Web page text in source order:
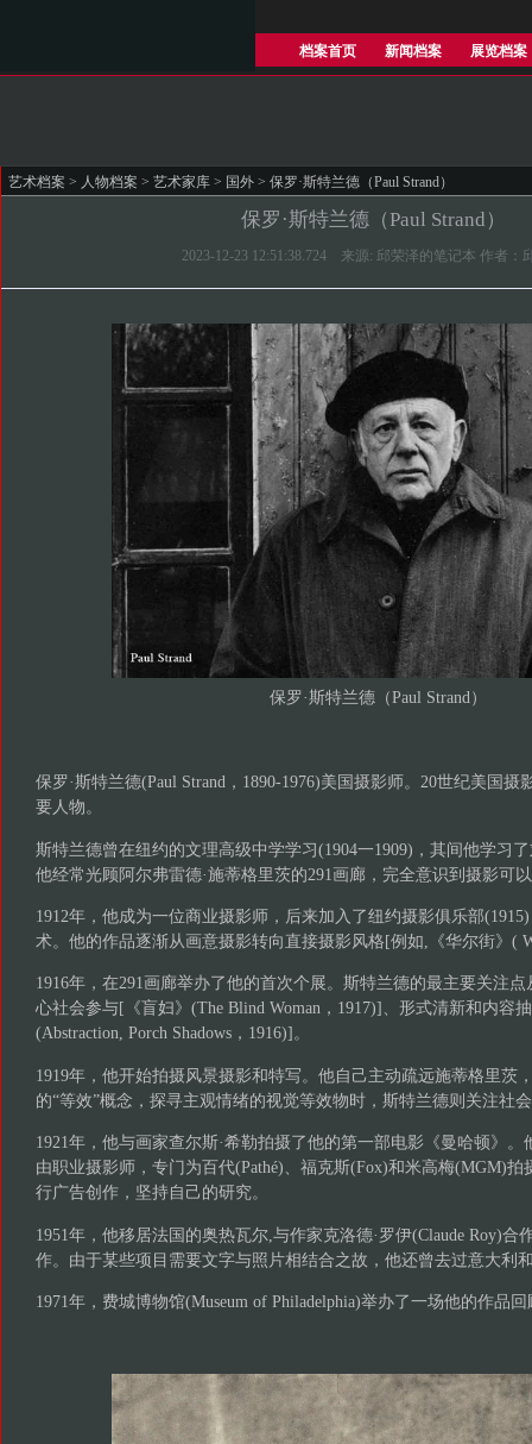
档案首页 新闻档案 展览档案
艺术档案 > 人物档案 > 艺术家库 > 国外 > 保罗·斯特兰德（Paul Strand）
保罗·斯特兰德（Paul Strand）
2023-12-23 12:51:38.724 来源: 邱荣泽的笔记本 作者：
保罗·斯特兰德（Paul Strand）
保罗·斯特兰德(Paul Strand，1890-1976)美国摄影师。20世纪美国
要人物。
斯特兰德曾在纽约的文理高级中学学习(1904一1909)，其间他学习
他经常光顾阿尔弗雷德·施蒂格里茨的291画廊，完全意识到摄影可
1912年，他成为一位商业摄影师，后来加入了纽约摄影俱乐部
术。他的作品逐渐从画意摄影转向直接摄影风格[例如,《华尔街》(
1916年，在291画廊举办了他的首次个展。斯特兰德的最主要关注
心社会参与[《盲妇》(The Blind Woman，1917)]、形式清新和内容
(Abstraction, Porch Shadows，1916)]。
1919年，他开始拍摄风景摄影和特写。他自己主动疏远施蒂格里茨
的“等效”概念，探寻主观情绪的视觉等效物时，斯特兰德则关注社
1921年，他与画家查尔斯·希勒拍摄了他的第一部电影《曼哈顿》
由职业摄影师，专门为百代(Pathé)、福克斯(Fox)和米高梅(MGM)
行广告创作，坚持自己的研究。
1951年，他移居法国的奥热瓦尔,与作家克洛德·罗伊(Claude Roy)合
作。由于某些项目需要文字与照片相结合之故，他还曾去过意大利
1971年，费城博物馆(Museum of Philadelphia)举办了一场他的作品